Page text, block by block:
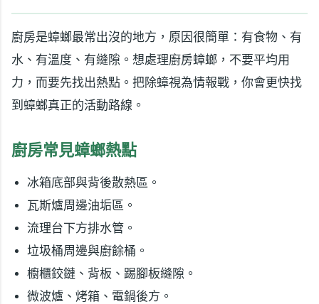
廚房是蟑螂最常出沒的地方，原因很簡單：有食物、有
水、有溫度、有縫隙。想處理廚房蟑螂，不要平均用
力，而要先找出熱點。把除蟑視為情報戰，你會更快找
到蟑螂真正的活動路線。
廚房常見蟑螂熱點
冰箱底部與背後散熱區。
瓦斯爐周邊油垢區。
流理台下方排水管。
垃圾桶周邊與廚餘桶。
櫥櫃鉸鏈、背板、踢腳板縫隙。
微波爐、烤箱、電鍋後方。